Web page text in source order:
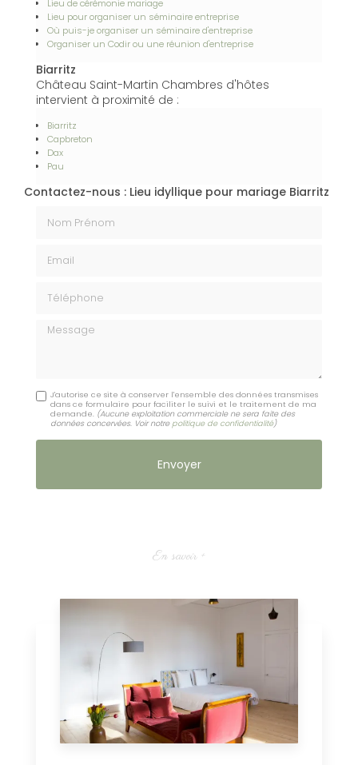
Lieu de cérémonie mariage
Lieu pour organiser un séminaire entreprise
Où puis-je organiser un séminaire d'entreprise
Organiser un Codir ou une réunion d'entreprise
Biarritz
Château Saint-Martin Chambres d'hôtes
intervient à proximité de :
Biarritz
Capbreton
Dax
Pau
Contactez-nous : Lieu idyllique pour mariage Biarritz
Message
J'autorise ce site à conserver l'ensemble des données transmises
dans ce formulaire pour faciliter le suivi et le traitement de ma
demande. (Aucune exploitation commerciale ne sera faite des
données concervées. Voir notre politique de confidentialité)
En savoir +